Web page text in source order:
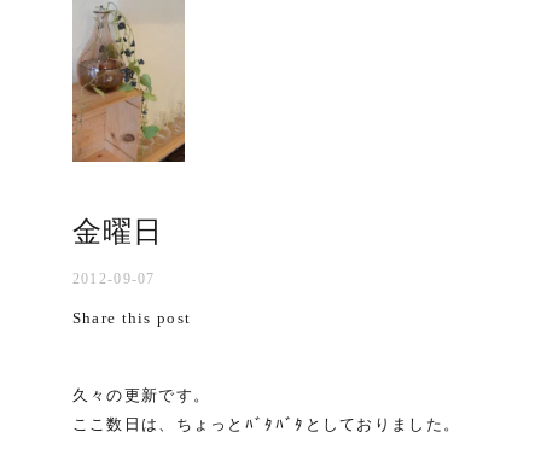
金曜日
2012-09-07
Share this post
久々の更新です。
ここ数日は、ちょっとﾊﾞﾀﾊﾞﾀとしておりました。